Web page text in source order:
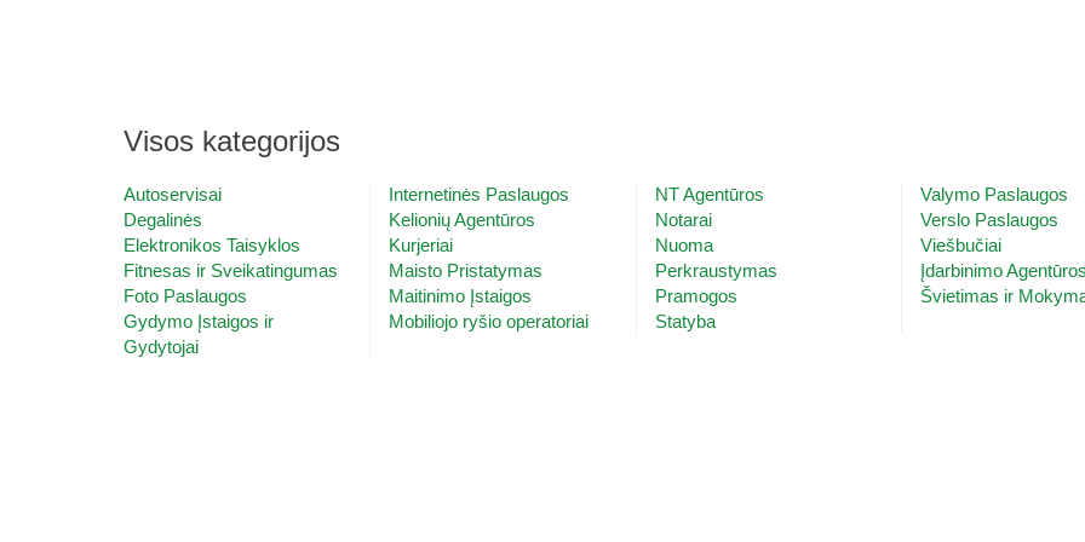
Visos kategorijos
Autoservisai
Degalinės
Elektronikos Taisyklos
Fitnesas ir Sveikatingumas
Foto Paslaugos
Gydymo Įstaigos ir
Gydytojai
Internetinės Paslaugos
Kelionių Agentūros
Kurjeriai
Maisto Pristatymas
Maitinimo Įstaigos
Mobiliojo ryšio operatoriai
NT Agentūros
Notarai
Nuoma
Perkraustymas
Pramogos
Statyba
Valymo Paslaugos
Verslo Paslaugos
Viešbučiai
Įdarbinimo
Švietimas ir